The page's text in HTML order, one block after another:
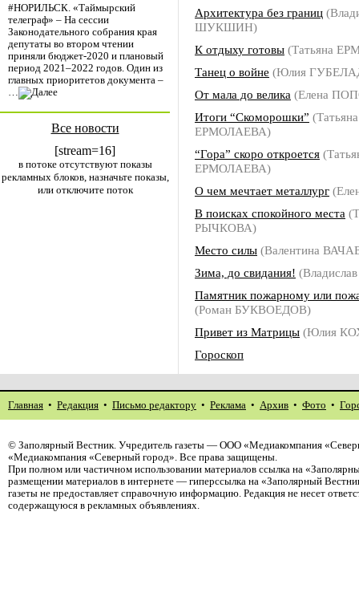
#НОРИЛЬСК. «Таймырский
телеграф» – На сессии
Законодательного собрания края
депутаты во втором чтении
приняли бюджет-2020 и плановый
период 2021–2022 годов. Один из
главных приоритетов документа –
…
Все новости
[stream=16]
в потоке отсутствуют показы
рекламных блоков, назначьте показы,
или отключите поток
Архитектура без границ
ШУКШИН)
К отдыху готовы (Татьяна
Танец о войне (Юлия
От мала до велика (Елена
Итоги “Скоморошки” (Татьяна
ЕРМОЛАЕВА)
“Гора” скоро откроется
ЕРМОЛАЕВА)
О чем мечтает металлург
В поисках спокойного места
РЫЧКОВА)
Место силы (Валентина
Зима, до свидания!
Памятник пожарному или
(Роман БУКВОЕДОВ)
Привет из Матрицы (Юлия
Гороскоп
Главная • Редакция • Письмо редактору • Реклама • Архив • Фото •
© Заполярный Вестник. Учредитель газеты — ООО «Медиакомпания
«Медиакомпания «Северный город». Все права защищены.
При полном или частичном использовании материалов ссылка на
размещении материалов в интернете — гиперссылка на «Заполярный
газеты не предоставляет справочную информацию. Редакция не несет
содержащуюся в рекламных объявлениях.